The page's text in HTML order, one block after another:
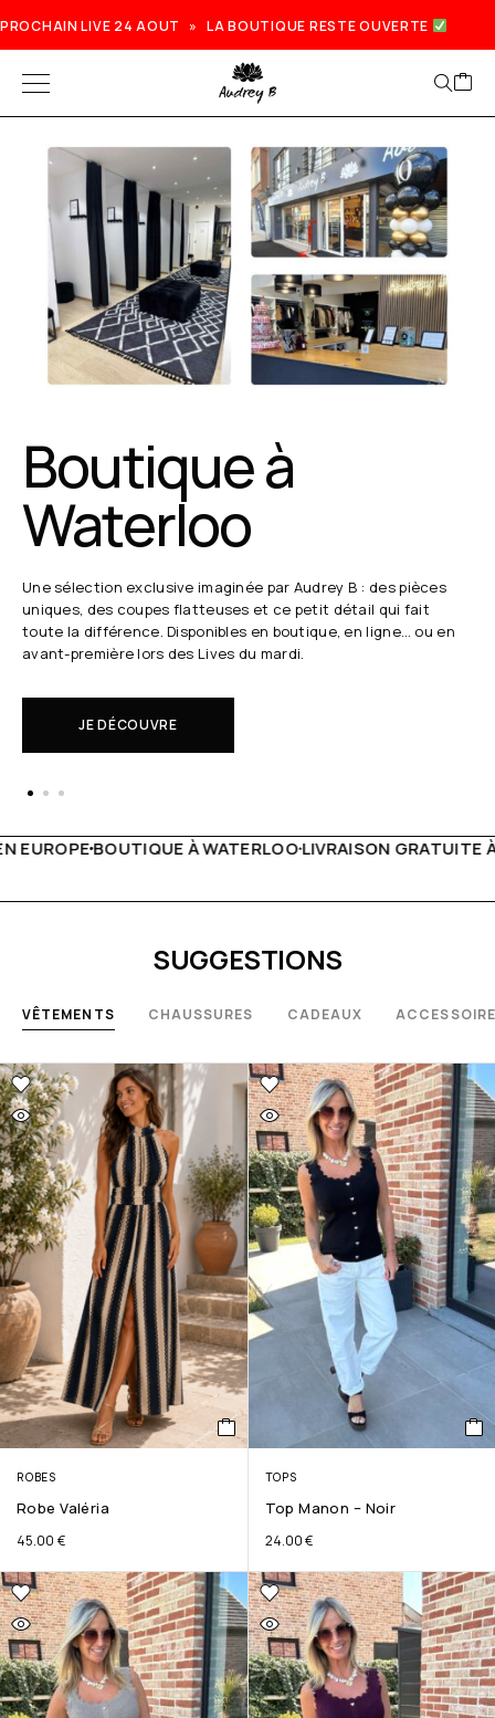
PROCHAIN LIVE 24 AOUT » LA BOUTIQUE RESTE OUVERTE
Boutique à
Waterloo
Une sélection exclusive imaginée par Audrey B : des pièces
uniques, des coupes flatteuses et ce petit détail qui fait
toute la différence. Disponibles en boutique, en ligne… ou en
avant-première lors des Lives du mardi.
JE DÉCOUVRE
LIVRAISON GRATUITE À PARTIR DE 150€LIVE
SUGGESTIONS
VÊTEMENTS CHAUSSURES CADEAUX
ROBES
Robe Valéria
45.00 €
TOPS
Top Manon – Noir
24.00€